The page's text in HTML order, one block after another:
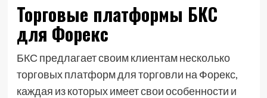
Торговые платформы БКС
для Форекс
БКС предлагает своим клиентам несколько
торговых платформ для торговли на Форекс,
каждая из которых имеет свои особенности и